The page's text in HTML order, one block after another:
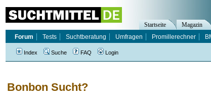
Bonbon Sucht?
Startseite Magazin
Forum
Tests Suchtberatung Umfragen Promillerechner
Index Suche FAQ Login